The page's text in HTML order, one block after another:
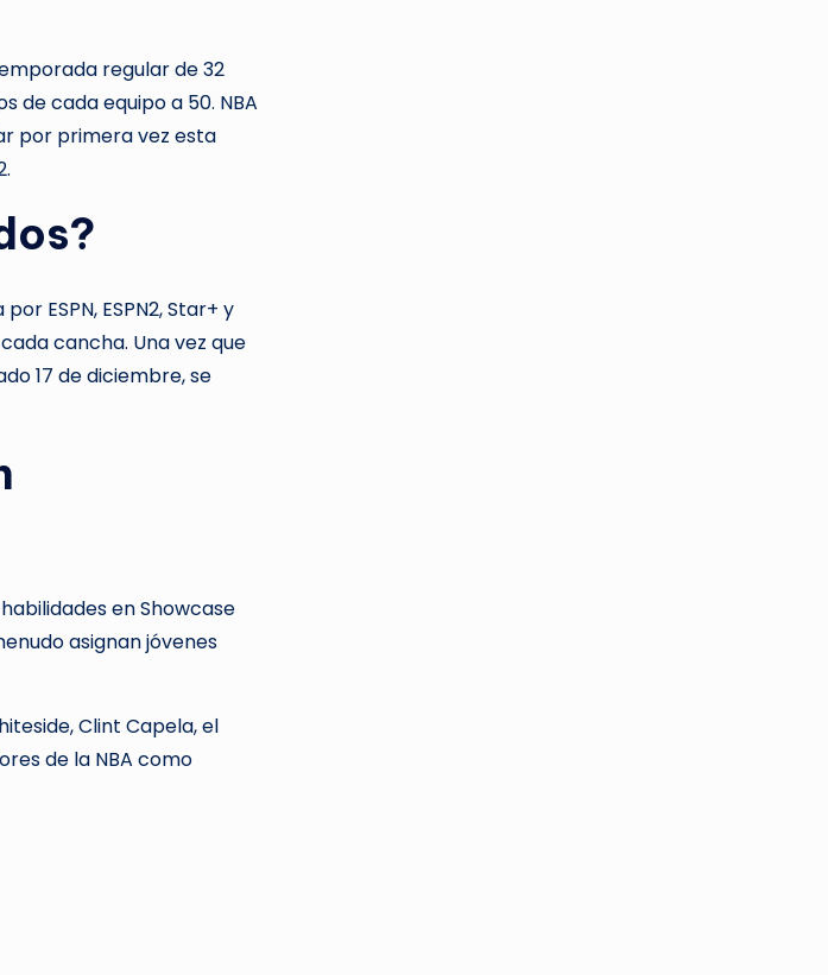
regular de 32
de cada equipo a 50. NBA
por primera vez esta
ESPN, ESPN2, Star+ y
cancha. Una vez que
17 de diciembre, se
en Showcase
asignan jóvenes
Clint Capela, el
de la NBA como